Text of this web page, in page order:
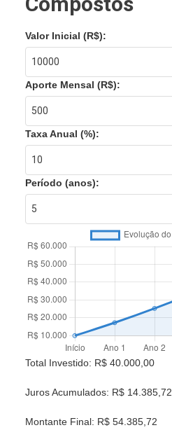
Valor Inicial (R$):
Aporte Mensal (R$):
Taxa Anual (%):
Período (anos):
Total Investido: R$ 40.000,00
Juros Acumulados: R$ 14.385,72
Montante Final: R$ 54.385,72